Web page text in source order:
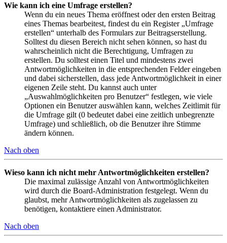
Wie kann ich eine Umfrage erstellen?
Wenn du ein neues Thema eröffnest oder den ersten Beitrag
eines Themas bearbeitest, findest du ein Register „Umfrage
erstellen“ unterhalb des Formulars zur Beitragserstellung.
Solltest du diesen Bereich nicht sehen können, so hast du
wahrscheinlich nicht die Berechtigung, Umfragen zu
erstellen. Du solltest einen Titel und mindestens zwei
Antwortmöglichkeiten in die entsprechenden Felder eingeben
und dabei sicherstellen, dass jede Antwortmöglichkeit in einer
eigenen Zeile steht. Du kannst auch unter
„Auswahlmöglichkeiten pro Benutzer“ festlegen, wie viele
Optionen ein Benutzer auswählen kann, welches Zeitlimit für
die Umfrage gilt (0 bedeutet dabei eine zeitlich unbegrenzte
Umfrage) und schließlich, ob die Benutzer ihre Stimme
ändern können.
Nach oben
Wieso kann ich nicht mehr Antwortmöglichkeiten erstellen?
Die maximal zulässige Anzahl von Antwortmöglichkeiten
wird durch die Board-Administration festgelegt. Wenn du
glaubst, mehr Antwortmöglichkeiten als zugelassen zu
benötigen, kontaktiere einen Administrator.
Nach oben